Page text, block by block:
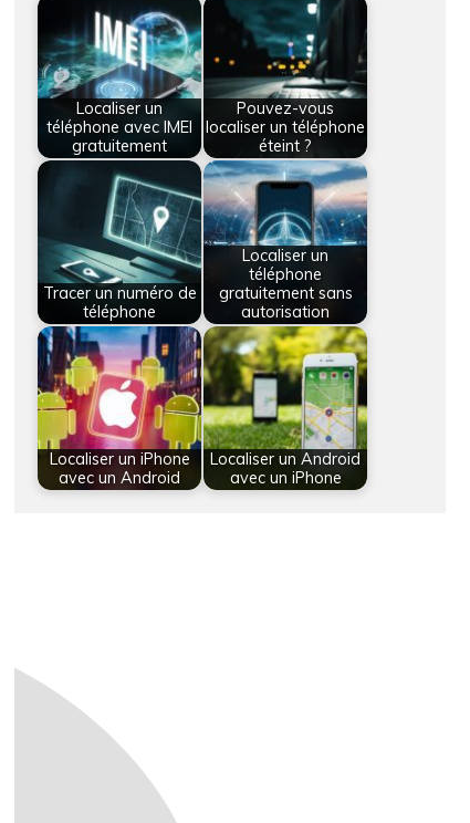
Localiser un
téléphone avec IMEI
gratuitement
Pouvez-vous
localiser un téléphone
éteint ?
Tracer un numéro de
téléphone
Localiser un
téléphone
gratuitement sans
autorisation
Localiser un iPhone
avec un Android
Localiser un Android
avec un iPhone